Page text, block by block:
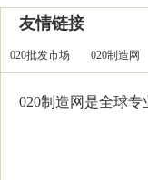
友情链接
020批发市场 020制造网
020制造网是全球